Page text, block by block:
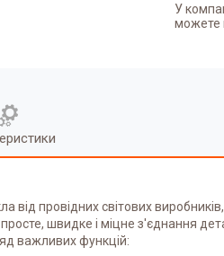
У
можете
від провідних світових
швидке і міцне з'єднання
важливих функцій: